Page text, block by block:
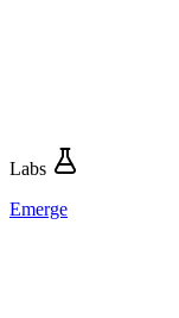
Labs
Emerge